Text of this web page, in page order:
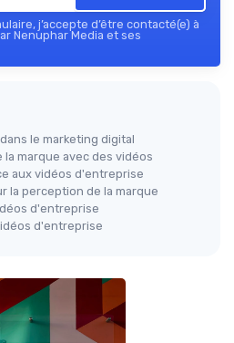
j’accepte d’être contacté(e) à
Nenuphar Media et ses
le marketing digital
marque avec des vidéos
aux vidéos d'entreprise
la perception de la marque
d'entreprise
d'entreprise